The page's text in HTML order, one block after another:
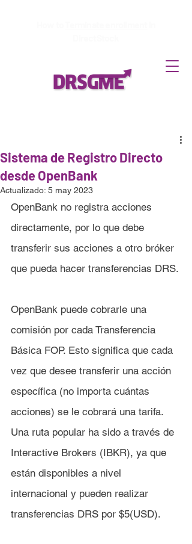
Sistema de Registro Directo
desde OpenBank
Actualizado: 5 may 2023
OpenBank no registra acciones
directamente, por lo que debe
transferir sus acciones a otro bróker
que pueda hacer transferencias DRS.
OpenBank puede cobrarle una
comisión por cada Transferencia
Básica FOP. Esto significa que cada
vez que desee transferir una acción
específica (no importa cuántas
acciones) se le cobrará una tarifa.
Una ruta popular ha sido a través de
Interactive Brokers (IBKR), ya que
están disponibles a nivel
internacional y pueden realizar
transferencias DRS por $5(USD).